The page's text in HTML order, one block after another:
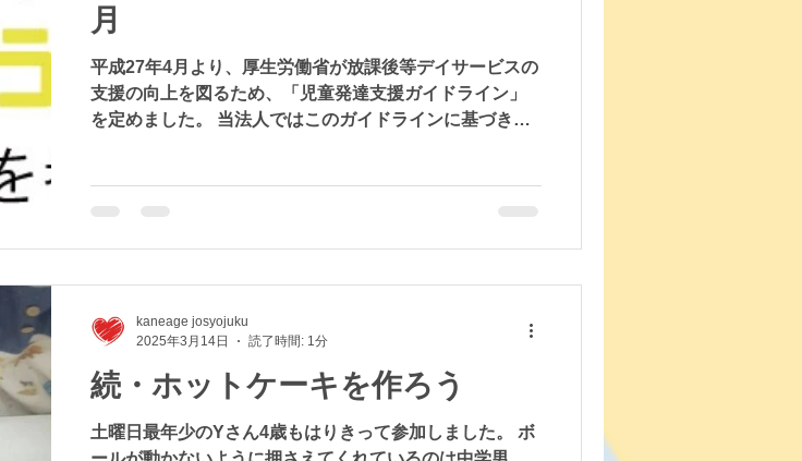
月
平成27年4月より、厚生労働省が放課後等デイサービスの
支援の向上を図るため、「児童発達支援ガイドライン」
を定めました。 当法人ではこのガイドラインに基づき、
続・ホットケーキを作ろう
土曜日最年少のYさん4歳もはりきって参加しました。 ボ
kaneage josyojuku
2025年3月14日
読了時間: 1分